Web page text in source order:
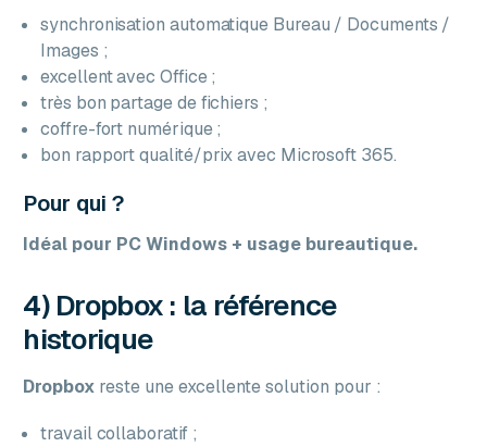
synchronisation automatique Bureau / Documents /
Images ;
excellent avec Office ;
très bon partage de fichiers ;
coffre-fort numérique ;
bon rapport qualité/prix avec Microsoft 365.
Pour qui ?
Idéal pour PC Windows + usage bureautique.
4) Dropbox : la référence
historique
Dropbox reste une excellente solution pour :
travail collaboratif ;